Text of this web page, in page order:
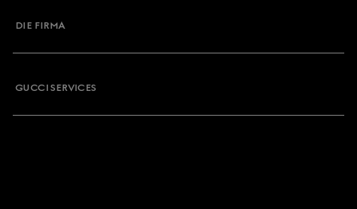
DIE FIRMA
GUCCI SERVICES